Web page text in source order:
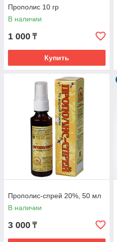
Прополис 10 гр
В наличии
1 000 ₸
Купить
Прополис-спрей 20%, 50 мл
В наличии
3 000 ₸